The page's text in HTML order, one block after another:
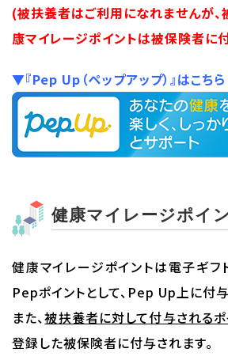
(被扶養者はご利用になれませんが
康マイレージポイントは被保険者に
▼『Pep Up（ペップアップ）』はこちら
健康マイレージポイ
健康マイレージポイントは電子ギ
Pepポイントとして、Pep Up上に付与
また、被扶養者に対して付与されるポ
登録した被保険者に付与されます。